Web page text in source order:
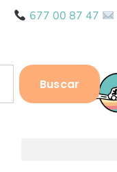
677 00 87 47
Buscar